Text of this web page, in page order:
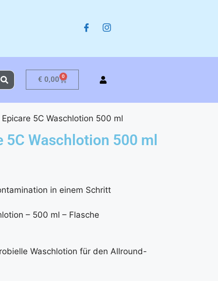
€ 0,00 0
Epicare 5C Waschlotion 500 ml
5C Waschlotion 500 ml
in einem Schritt
– 500 ml – Flasche
Waschlotion für den Allround-